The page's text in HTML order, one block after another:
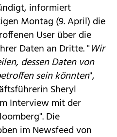
informiert
Montag (9. April) die
User über die
Daten an Dritte. "Wir
dessen Daten von
sein könnten",
Sheryl
Interview mit der
Die
im Newsfeed von